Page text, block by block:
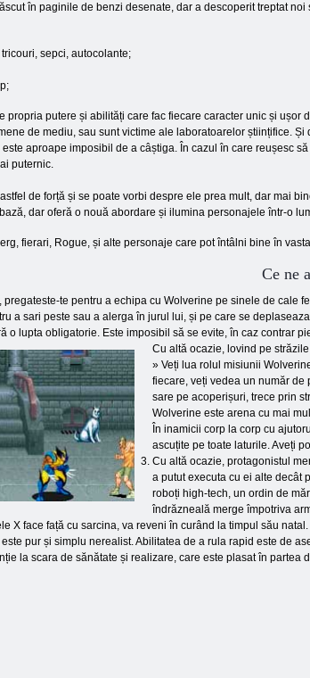
în paginile de benzi desenate, dar a descoperit treptat
sepci, autocolante;
propria putere și abilități care fac fiecare caracter unic și
de mediu, sau sunt victime ale laboratoarelor științifice.
aproape imposibil de a câștiga. În cazul în care reușesc
puternic.
de forță și se poate vorbi despre ele prea mult, dar mai
dar oferă o nouă abordare și ilumina personajele într-o
fierari, Rogue, și alte personaje care pot întâlni bine în
Ce ne
pregateste-te pentru a echipa cu Wolverine pe sinele de cale
a sari peste sau a alerga în jurul lui, și pe care se
o lupta obligatorie. Este imposibil să se evite, în caz contrar
Cu altă ocazie, lovind pe
» Veți lua rolul misiunii
fiecare, veți vedea un număr de
sare pe acoperișuri, trece prin
Wolverine este arena cu mai
În inamicii corp la corp cu
ascuțite pe toate laturile. Aveți
Cu altă ocazie, protagonistul
a putut executa cu ei alte decât
roboți high-tech, un ordin de
îndrăzneală merge împotriva
X face față cu sarcina, va reveni în curând la timpul său
pur și simplu nerealist. Abilitatea de a rula rapid este de
la scara de sănătate și realizare, care este plasat în partea